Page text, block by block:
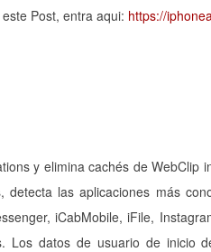
Post, entra aqui: https://
y elimina cachés de
detecta las aplicaciones más
iCabMobile, iFile,
Los datos de usuario de inicio